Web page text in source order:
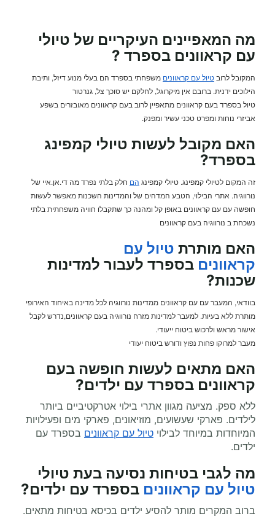
מה המאפיינים העיקריים של טיולי
עם קראוונים בספרד ?
המקובל לרובטיול עם קראוונים משפחתי בספרד הם בעלי מנוע דיזל, ותיבת
הילוכים ידנית. ברובם אין מיקרוגל, לחלקם יש סוכך צל, גנרטור
טיול בספרד בעם קראוונים מתאפיין לרוב בעם קראוונים מאובזרים בשפע
אביזרי נוחות ומפרט טכני עשיר ומפנק.
האם מקובל לעשות טיולי קמפינג
בספרד?
זה המקום לטיולי קמפינג. טיולי קמפינג הם חלק בלתי נפרד מה די.אן.איי של
נורווגיה. אתרי הבילוי, הטבע המדהים של והמדינות השכנות מאפשר לעשות
חופשה עם עם קראוונים באופן קל ומהנה כך שתקבלו חוויה משפחתית בלתי
נשכחת ב נורווגיה בעם קראוונים
האם מותרת טיול עם
קראוונים בספרד לעבור למדינות
שכנות?
בוודאי, המעבר עם עם קראוונים ממדינות נורווגיה לכל מדינה באיחוד האירופי
מותרת ללא בעיות. למעבר למדינות מזרח נורווגיה בעם קראוונים,נדרש לקבל
אישור מראש ולרכוש ביטוח ייעודי.
מעבר למרוקו פחות נפוץ ודורש ביטוח יעודי
האם מתאים לעשות חופשה בעם
קראוונים בספרד עם ילדים?
ללא ספק. מציעה מגוון אתרי בילוי אטרקטיביים ביותר
לילדים. פארקי שעשועים, מוזיאונים, פארקי מים ופעילויות
המיוחדות במיוחד לבילוי טיול עם קראוונים בספרד עם
ילדים.
מה לגבי בטיחות נסיעה בעת טיולי
טיול עם קראוונים בספרד עם ילדים?
ברוב המקרים מותר להסיע ילדים בכיסא בטיחות מתאים.